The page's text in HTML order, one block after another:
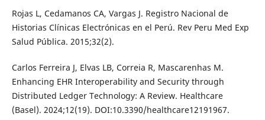
Rojas L, Cedamanos CA, Vargas J. Registro Nacional de
Historias Clínicas Electrónicas en el Perú. Rev Peru Med Exp
Salud Pública. 2015;32(2).
Carlos Ferreira J, Elvas LB, Correia R, Mascarenhas M.
Enhancing EHR Interoperability and Security through
Distributed Ledger Technology: A Review. Healthcare
(Basel). 2024;12(19). DOI:10.3390/healthcare12191967.